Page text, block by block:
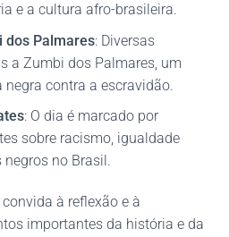
e a cultura afro-brasileira.
dos Palmares: Diversas
a Zumbi dos Palmares, um
contra a escravidão.
: O dia é marcado por
sobre racismo, igualdade
no Brasil.
à reflexão e à
importantes da história e da